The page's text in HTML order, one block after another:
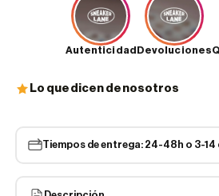
Autenticidad Devoluciones
Lo que dicen de nosotros
Tiempos de entrega: 24-48h o 3-14